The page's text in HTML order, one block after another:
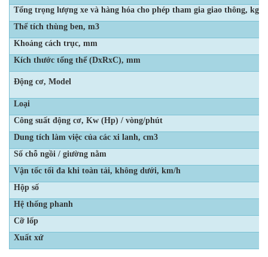
Tổng trọng lượng xe và hàng hóa cho phép tham gia giao thông, kg
Thể tích thùng ben, m3
Khoảng cách trục, mm
Kích thước tổng thể (DxRxC), mm
Động cơ, Model
Loại
Công suất động cơ, Kw (Hp) / vòng/phút
Dung tích làm việc của các xi lanh, cm3
Số chỗ ngồi / giường nằm
Vận tốc tối đa khi toàn tải, không dưới, km/h
Hộp số
Hệ thống phanh
Cỡ lốp
Xuất xứ